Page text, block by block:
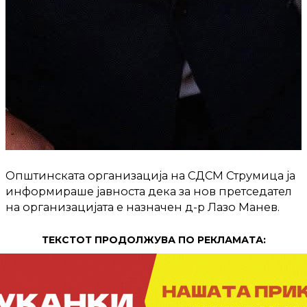
Општинската организација на СДСМ Струмица ја
информираше јавноста дека за нов претседател
на организацијата е назначен д-р Лазо Манев.
ТЕКСТОТ ПРОДОЛЖУВА ПО РЕКЛАМАТА: